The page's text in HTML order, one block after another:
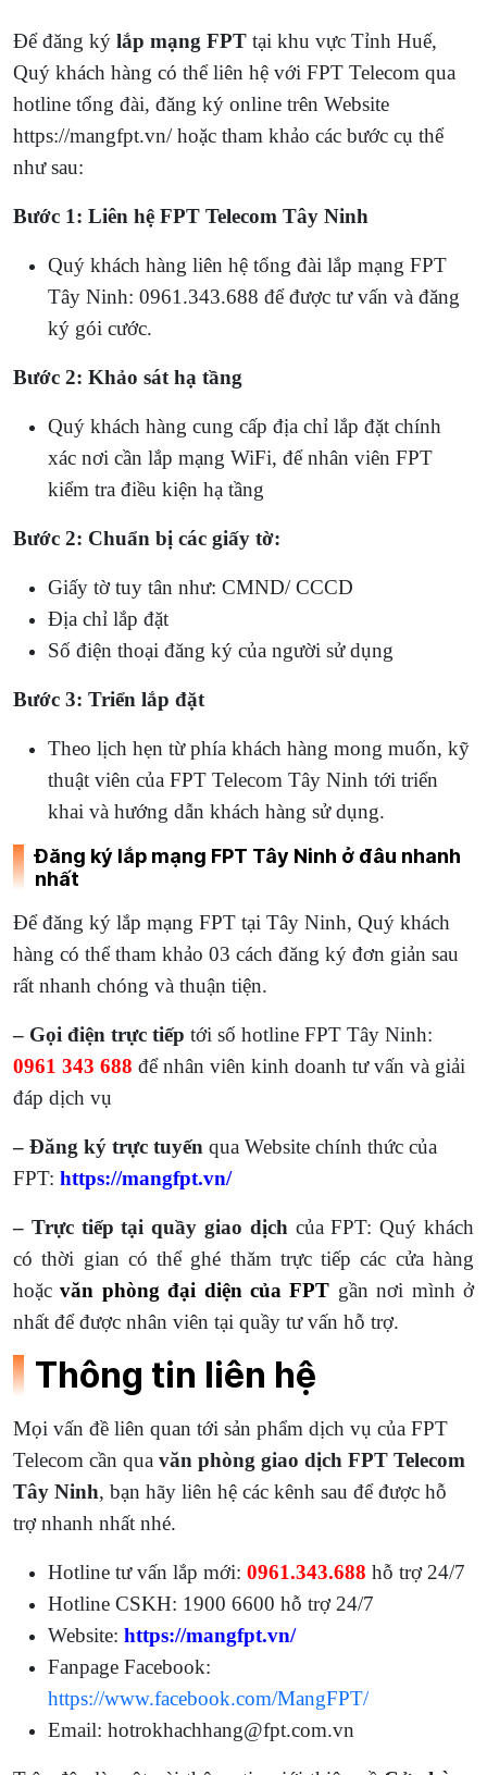
Để đăng ký lắp mạng FPT tại khu vực Tỉnh Huế,
Quý khách hàng có thể liên hệ với FPT Telecom qua
hotline tổng đài, đăng ký online trên Website
https://mangfpt.vn/ hoặc tham khảo các bước cụ thể
như sau:
Bước 1: Liên hệ FPT Telecom Tây Ninh
Quý khách hàng liên hệ tổng đài lắp mạng FPT
Tây Ninh: 0961.343.688 để được tư vấn và đăng
ký gói cước.
Bước 2: Khảo sát hạ tầng
Quý khách hàng cung cấp địa chỉ lắp đặt chính
xác nơi cần lắp mạng WiFi, để nhân viên FPT
kiểm tra điều kiện hạ tầng
Bước 2: Chuẩn bị các giấy tờ:
Giấy tờ tuy tân như: CMND/ CCCD
Địa chỉ lắp đặt
Số điện thoại đăng ký của người sử dụng
Bước 3: Triển lắp đặt
Theo lịch hẹn từ phía khách hàng mong muốn, kỹ
thuật viên của FPT Telecom Tây Ninh tới triển
khai và hướng dẫn khách hàng sử dụng.
Đăng ký lắp mạng FPT Tây Ninh ở đâu nhanh
nhất
Để đăng ký lắp mạng FPT tại Tây Ninh, Quý khách
hàng có thể tham khảo 03 cách đăng ký đơn giản sau
rất nhanh chóng và thuận tiện.
– Gọi điện trực tiếp tới số hotline FPT Tây Ninh:
0961 343 688 để nhân viên kinh doanh tư vấn và giải
đáp dịch vụ
– Đăng ký trực tuyến qua Website chính thức của
FPT: https://mangfpt.vn/
– Trực tiếp tại quầy giao dịch của FPT: Quý khách
có thời gian có thể ghé thăm trực tiếp các cửa hàng
hoặcvăn phòng đại diện của FPT gần nơi mình ở
nhất để được nhân viên tại quầy tư vấn hỗ trợ.
Thông tin liên hệ
Mọi vấn đề liên quan tới sản phẩm dịch vụ của FPT
Telecom cần qua văn phòng giao dịch FPT Telecom
Tây Ninh, bạn hãy liên hệ các kênh sau để được hỗ
trợ nhanh nhất nhé.
Hotline tư vấn lắp mới: 0961.343.688 hỗ trợ 24/7
Hotline CSKH: 1900 6600 hỗ trợ 24/7
Website: https://mangfpt.vn/
Fanpage Facebook:
https://www.facebook.com/MangFPT/
Email: hotrokhachhang@fpt.com.vn